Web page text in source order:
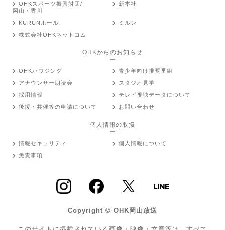
OHKスポーツ振興財団/
岡山・香川
新本社
KURUNホール
ミルン
株式会社OHKネットコム
OHKからのお知らせ
OHKハウジング
青少年向け推奨番組
アナウンサー朗読会
スタジオ見学
採用情報
テレビ視聴データについて
後援・共催等の申請について
お問い合わせ
個人情報の取扱
情報セキュリティ
個人情報について
免責事項
Copyright © OHK岡山放送